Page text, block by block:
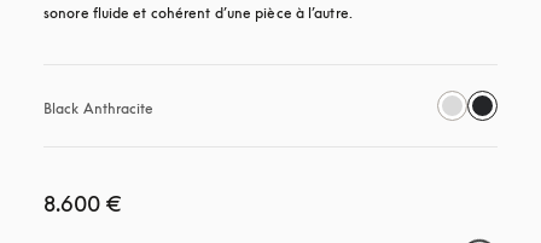
sonore fluide et cohérent d’une pièce à l’autre.
Black Anthracite
8.600 €